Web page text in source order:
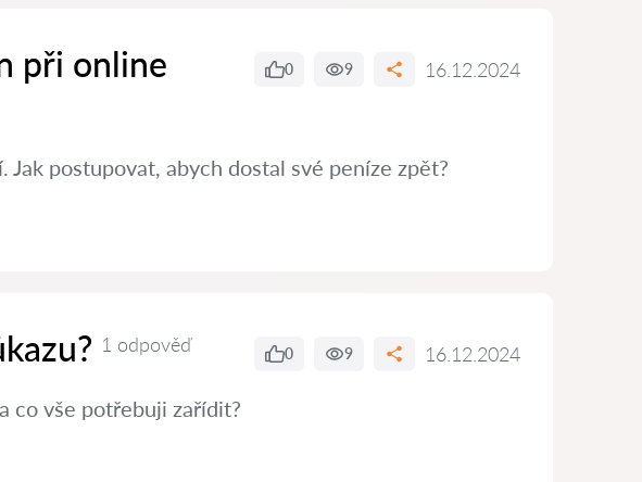
při online
0 9 16.12.2024
postupovat, abych dostal své peníze zpět?
1 odpověď 0 9 16.12.2024
co vše potřebuji zařídit?